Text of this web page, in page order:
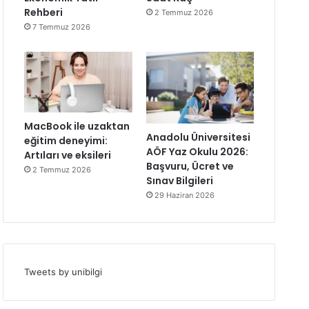
Rehberi
7 Temmuz 2026
2 Temmuz 2026
MacBook ile uzaktan
eğitim deneyimi:
Artıları ve eksileri
2 Temmuz 2026
Anadolu Üniversitesi
AÖF Yaz Okulu 2026:
Başvuru, Ücret ve
Sınav Bilgileri
29 Haziran 2026
Tweets by unibilgi